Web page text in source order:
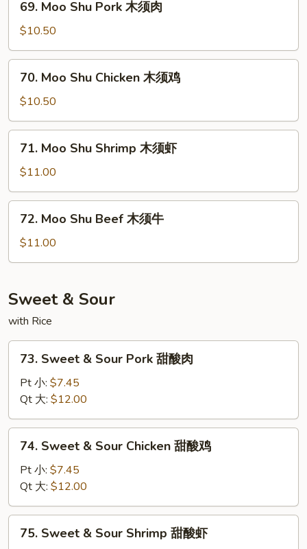
Moo
Shu
Pork
木
69. Moo Shu Pork 木须肉
$10.50
Moo
Shu
Chicken
木
70. Moo Shu Chicken 木须鸡
$10.50
Moo
Shu
Shrimp
木
71. Moo Shu Shrimp 木须虾
$11.00
Moo
Shu
Beef
须
牛
72. Moo Shu Beef 木须牛
$11.00
Sweet & Sour
with Rice
Sweet
Sour
Pork
甜
73. Sweet & Sour Pork 甜酸肉
Pt 小: $7.45
Qt 大: $12.00
Sweet
Sour
Chicken
甜
74. Sweet & Sour Chicken 甜酸鸡
Pt 小: $7.45
Qt 大: $12.00
Sweet
75. Sweet & Sour Shrimp 甜酸虾